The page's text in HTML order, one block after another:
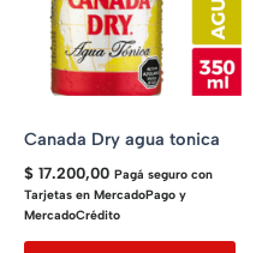
Canada Dry agua tonica
$ 17.200,00 Pagá seguro con
Tarjetas en MercadoPago y
MercadoCrédito